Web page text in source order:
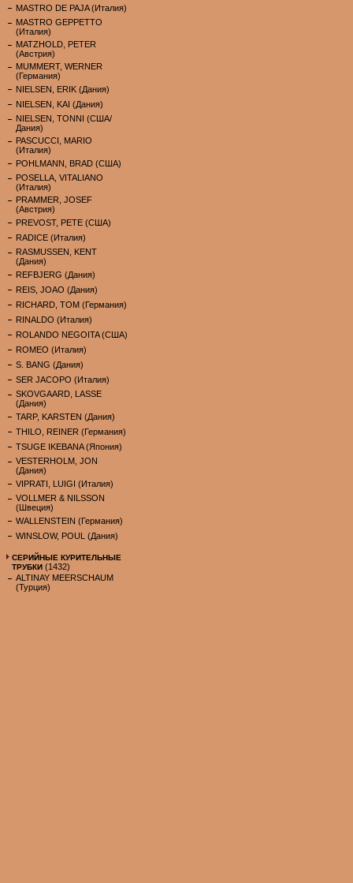
MASTRO DE PAJA (Италия)
MASTRO GEPPETTO
(Италия)
MATZHOLD, PETER
(Австрия)
MUMMERT, WERNER
(Германия)
NIELSEN, ERIK (Дания)
NIELSEN, KAI (Дания)
NIELSEN, TONNI (США/
Дания)
PASCUCCI, MARIO
(Италия)
POHLMANN, BRAD (США)
POSELLA, VITALIANO
(Италия)
PRAMMER, JOSEF
(Австрия)
PREVOST, PETE (США)
RADICE (Италия)
RASMUSSEN, KENT
(Дания)
REFBJERG (Дания)
REIS, JOAO (Дания)
RICHARD, TOM (Германия)
RINALDO (Италия)
ROLANDO NEGOITA (США)
ROMEO (Италия)
S. BANG (Дания)
SER JACOPO (Италия)
SKOVGAARD, LASSE
(Дания)
TARP, KARSTEN (Дания)
THILO, REINER (Германия)
TSUGE IKEBANA (Япония)
VESTERHOLM, JON
(Дания)
VIPRATI, LUIGI (Италия)
VOLLMER & NILSSON
(Швеция)
WALLENSTEIN (Германия)
WINSLOW, POUL (Дания)
СЕРИЙНЫЕ КУРИТЕЛЬНЫЕ
ТРУБКИ (1432)
ALTINAY MEERSCHAUM
(Турция)